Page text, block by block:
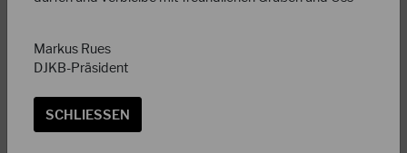
18.07.2025
Markus Rues
DJKB-Präsident
SCHLIESSEN